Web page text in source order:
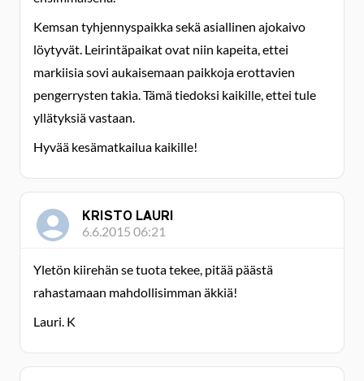
Kemsan tyhjennyspaikka sekä asiallinen ajokaivo
löytyvät. Leirintäpaikat ovat niin kapeita, ettei
markiisia sovi aukaisemaan paikkoja erottavien
pengerrysten takia. Tämä tiedoksi kaikille, ettei tule
yllätyksiä vastaan.
Hyvää kesämatkailua kaikille!
KRISTO LAURI
6.6.2015 06:21
Yletön kiirehän se tuota tekee, pitää päästä
rahastamaan mahdollisimman äkkiä!
Lauri. K